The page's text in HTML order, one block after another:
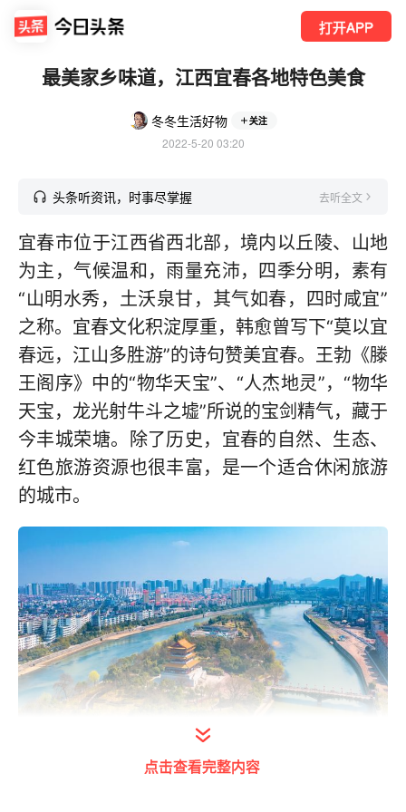
打开APP
最美家乡味道，江西宜春各地特色美食
冬冬生活好物 关注
2022-5-20 03:20
头条听资讯，时事尽掌握 去听全文
宜春市位于江西省西北部，境内以丘陵、山地
为主，气候温和，雨量充沛，四季分明，素有
“山明水秀，土沃泉甘，其气如春，四时咸宜”
之称。宜春文化积淀厚重，韩愈曾写下“莫以宜
春远，江山多胜游”的诗句赞美宜春。王勃《滕
王阁序》中的“物华天宝”、“人杰地灵”，“物华
天宝，龙光射牛斗之墟”所说的宝剑精气，藏于
今丰城荣塘。除了历史，宜春的自然、生态、
红色旅游资源也很丰富，是一个适合休闲旅游
的城市。
点击查看完整内容